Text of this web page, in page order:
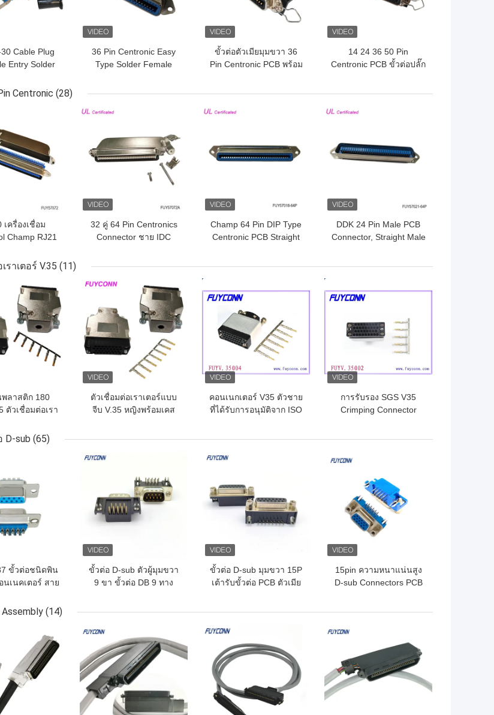
Cable Plug
Entry Solder
36 Pin Centronic Easy
Type Solder Female
ขั้วต่อตัวเมียมุมขวา 36
Pin Centronic PCB พร้อม
14 24 36 50 Pin
Centronic PCB ขั้วต่อปลั๊ก
Centronic (28)
เครื่องเชื่อม
Champ RJ21
เพศชาย 32 คู่
Cover
32 คู่ 64 Pin Centronics
Connector ชาย IDC
ราคาถูกที่สุด
Champ 64 Pin DIP Type
Centronic PCB Straight
ราคาถูกที่สุด
DDK 24 Pin Male PCB
Connector, Straight Male
ราคาถูกที่สุด
ราเตอร์ V.35 (11)
พลาสติก 180
ตัวเชื่อมต่อเรา
ตัวเชื่อมต่อเราเตอร์แบบ
จีบ V.35 หญิงพร้อมเคส
ราคาถูกที่สุด
คอนเนกเตอร์ V35 ตัวชาย
ที่ได้รับการอนุมัติจาก ISO
การรับรอง SGS V35
Crimping Connector
D-sub (65)
ขั้วต่อชนิดพิน
นเนคเตอร์ สาย
ขั้วต่อ D-sub ตัวผู้มุมขวา
9 ขา ขั้วต่อ DB 9 ทาง
ราคาถูกที่สุด
ขั้วต่อ D-sub มุมขวา 15P
เต้ารับขั้วต่อ PCB ตัวเมีย
ราคาถูกที่สุด
15pin ความหนาแน่นสูง
D-sub Connectors PCB
ราคาถูกที่สุด
Assembly (14)
ราคาถูกที่สุด ราคาถูกที่สุด ราคาถูกที่สุด